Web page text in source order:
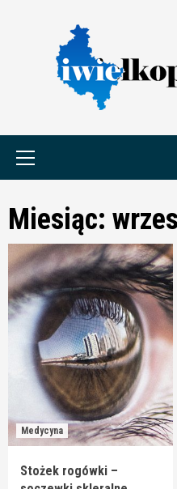
Primary
Miesiąc:
Medycyna
Stożek rogówki –